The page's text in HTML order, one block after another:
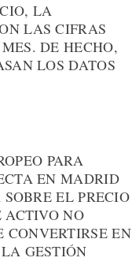
LA
LAS CIFRAS
DE HECHO,
LOS DATOS
PARA
EN MADRID
EL PRECIO
ACTIVO NO
CONVERTIRSE EN
GESTIÓN